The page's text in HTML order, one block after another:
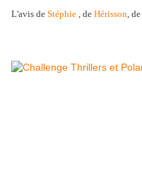
L'avis de Stéphie , de Hérisson , de